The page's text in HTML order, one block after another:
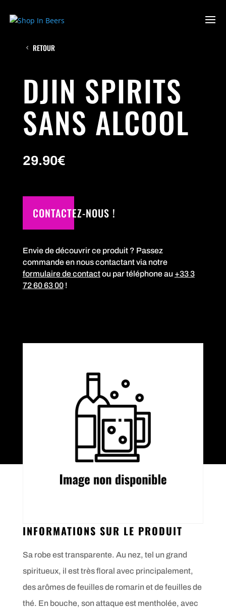
RETOUR
DJIN SPIRITS
SANS ALCOOL
29.90€
CONTACTEZ-NOUS !
Envie de découvrir ce produit ? Passez
commande en nous contactant via notre
formulaire de contactou par téléphone au +33 3
72 60 63 00!
INFORMATIONS SUR LE PRODUIT
Sa robe est transparente. Au nez, tel un grand
spiritueux, il est très floral avec principalement,
des arômes de feuilles de romarin et de feuilles de
thé. En bouche, son attaque est mentholée, avec